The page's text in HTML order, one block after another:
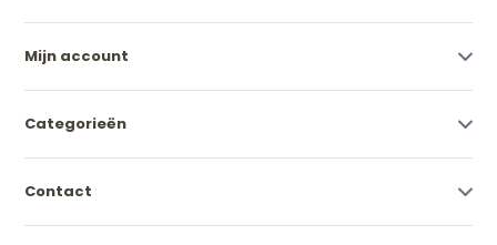
Mijn account
Categorieën
Contact